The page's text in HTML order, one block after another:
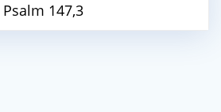
Psalm 147,3